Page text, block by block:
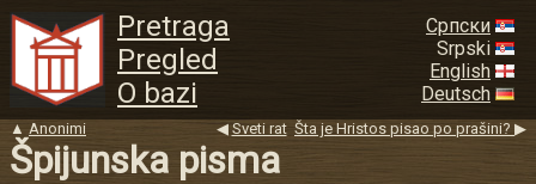
Pretraga
Pregled
O bazi
Српски
Srpski
English
Deutsch
▲ Anonimi ◀ Sveti rat Šta je Hristos pisao po prašini? ▶
Špijunska pisma